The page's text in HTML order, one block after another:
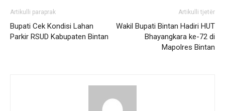
Artikulli paraprak
Bupati Cek Kondisi Lahan
Parkir RSUD Kabupaten Bintan
Artikulli tjetër
Wakil Bupati Bintan Hadiri HUT
Bhayangkara ke-72 di
Mapolres Bintan